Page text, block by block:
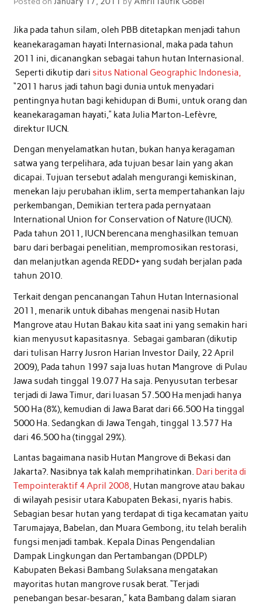
Jika pada tahun silam, oleh PBB ditetapkan menjadi tahun
keanekaragaman hayati Internasional, maka pada tahun
2011 ini, dicanangkan sebagai tahun hutan Internasional.
Seperti dikutip dari situs National Geographic Indonesia,
“2011 harus jadi tahun bagi dunia untuk menyadari
pentingnya hutan bagi kehidupan di Bumi, untuk orang dan
keanekaragaman hayati,” kata Julia Marton-Lefèvre,
direktur IUCN.
Dengan menyelamatkan hutan, bukan hanya keragaman
satwa yang terpelihara, ada tujuan besar lain yang akan
dicapai. Tujuan tersebut adalah mengurangi kemiskinan,
menekan laju perubahan iklim, serta mempertahankan laju
perkembangan, Demikian tertera pada pernyataan
International Union for Conservation of Nature (IUCN).
Pada tahun 2011, IUCN berencana menghasilkan temuan
baru dari berbagai penelitian, mempromosikan restorasi,
dan melanjutkan agenda REDD+ yang sudah berjalan pada
tahun 2010.
Terkait dengan pencanangan Tahun Hutan Internasional
2011, menarik untuk dibahas mengenai nasib Hutan
Mangrove atau Hutan Bakau kita saat ini yang semakin hari
kian menyusut kapasitasnya. Sebagai gambaran (dikutip
dari tulisan Harry Jusron Harian Investor Daily, 22 April
2009), Pada tahun 1997 saja luas hutan Mangrove di Pulau
Jawa sudah tinggal 19.077 Ha saja. Penyusutan terbesar
terjadi di Jawa Timur, dari luasan 57.500 Ha menjadi hanya
500 Ha (8%), kemudian di Jawa Barat dari 66.500 Ha tinggal
5000 Ha. Sedangkan di Jawa Tengah, tinggal 13.577 Ha
dari 46.500 ha (tinggal 29%).
Lantas bagaimana nasib Hutan Mangrove di Bekasi dan
Jakarta?. Nasibnya tak kalah memprihatinkan. Dari berita di
Tempointeraktif 4 April 2008, Hutan mangrove atau bakau
di wilayah pesisir utara Kabupaten Bekasi, nyaris habis.
Sebagian besar hutan yang terdapat di tiga kecamatan yaitu
Tarumajaya, Babelan, dan Muara Gembong, itu telah beralih
fungsi menjadi tambak. Kepala Dinas Pengendalian
Dampak Lingkungan dan Pertambangan (DPDLP)
Kabupaten Bekasi Bambang Sulaksana mengatakan
mayoritas hutan mangrove rusak berat. “Terjadi
penebangan besar-besaran,” kata Bambang dalam siaran